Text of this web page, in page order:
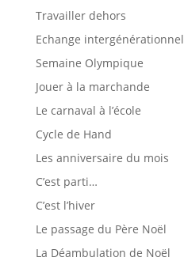
Travailler dehors
Echange intergénérationnel
Semaine Olympique
Jouer à la marchande
Le carnaval à l’école
Cycle de Hand
Les anniversaire du mois
C’est parti…
C’est l’hiver
Le passage du Père Noël
La Déambulation de Noël